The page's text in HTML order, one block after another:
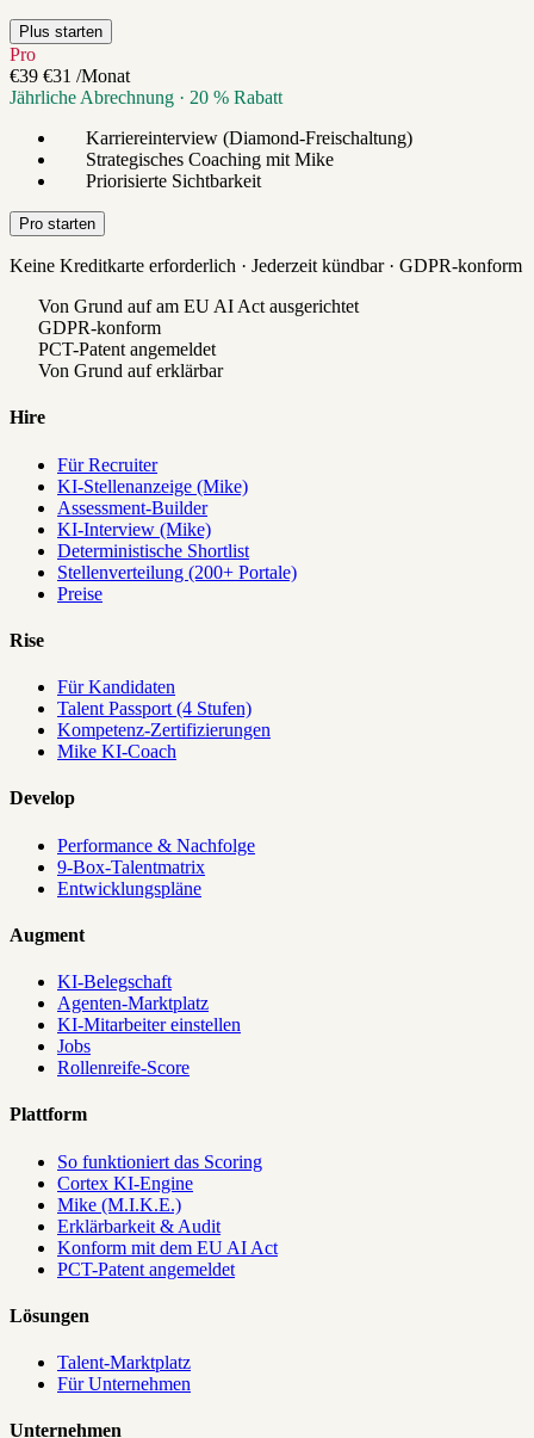
Plus starten
Pro
€39 €31 /Monat
Jährliche Abrechnung · 20 % Rabatt
Karriereinterview (Diamond-Freischaltung)
Strategisches Coaching mit Mike
Priorisierte Sichtbarkeit
Pro starten
Keine Kreditkarte erforderlich · Jederzeit kündbar · GDPR-konform
Von Grund auf am EU AI Act ausgerichtet
GDPR-konform
PCT-Patent angemeldet
Von Grund auf erklärbar
Hire
Für Recruiter
KI-Stellenanzeige (Mike)
Assessment-Builder
KI-Interview (Mike)
Deterministische Shortlist
Stellenverteilung (200+ Portale)
Preise
Rise
Für Kandidaten
Talent Passport (4 Stufen)
Kompetenz-Zertifizierungen
Mike KI-Coach
Develop
Performance & Nachfolge
9-Box-Talentmatrix
Entwicklungspläne
Augment
KI-Belegschaft
Agenten-Marktplatz
KI-Mitarbeiter einstellen
Jobs
Rollenreife-Score
Plattform
So funktioniert das Scoring
Cortex KI-Engine
Mike (M.I.K.E.)
Erklärbarkeit & Audit
Konform mit dem EU AI Act
PCT-Patent angemeldet
Lösungen
Talent-Marktplatz
Für Unternehmen
Unternehmen